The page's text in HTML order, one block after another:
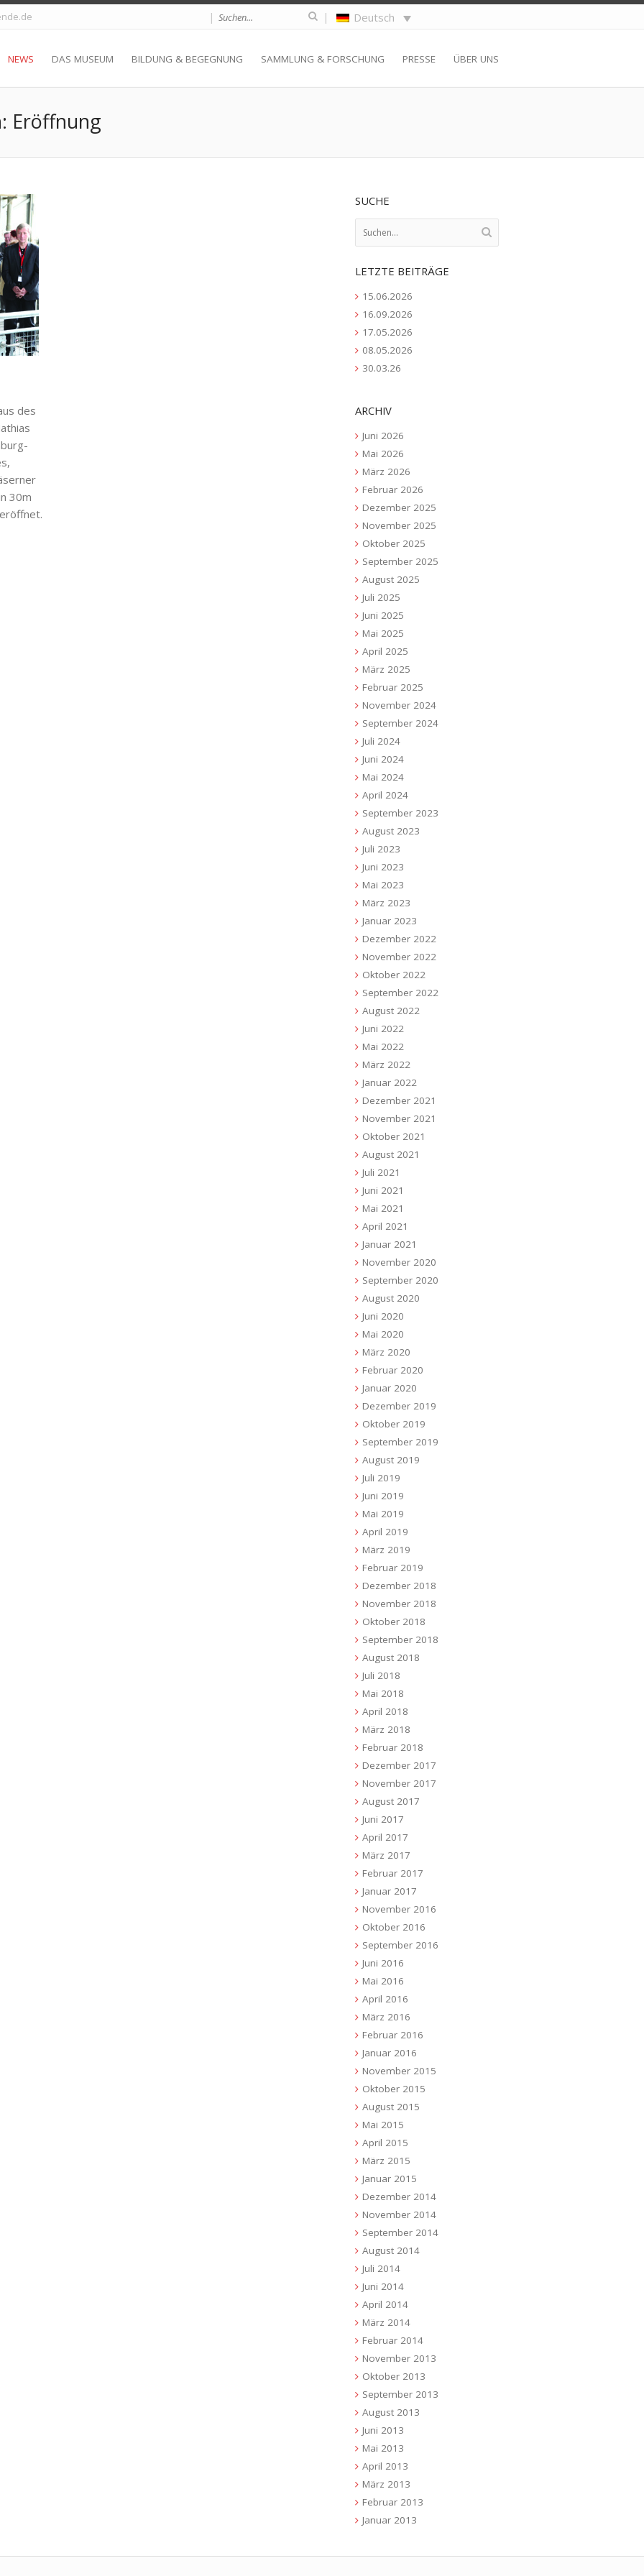
| | Deutsch
NEWS DAS MUSEUM BILDUNG & BEGEGNUNG SAMMLUNG & FORSCHUNG PRESSE ÜBER UNS
Eröffnung
des
30m
SUCHE
LETZTE BEITRÄGE
15.06.2026
16.09.2026
17.05.2026
08.05.2026
30.03.26
ARCHIV
Juni 2026
Mai 2026
März 2026
Februar 2026
Dezember 2025
November 2025
Oktober 2025
September 2025
August 2025
Juli 2025
Juni 2025
Mai 2025
April 2025
März 2025
Februar 2025
November 2024
September 2024
Juli 2024
Juni 2024
Mai 2024
April 2024
September 2023
August 2023
Juli 2023
Juni 2023
Mai 2023
März 2023
Januar 2023
Dezember 2022
November 2022
Oktober 2022
September 2022
August 2022
Juni 2022
Mai 2022
März 2022
Januar 2022
Dezember 2021
November 2021
Oktober 2021
August 2021
Juli 2021
Juni 2021
Mai 2021
April 2021
Januar 2021
November 2020
September 2020
August 2020
Juni 2020
Mai 2020
März 2020
Februar 2020
Januar 2020
Dezember 2019
Oktober 2019
September 2019
August 2019
Juli 2019
Juni 2019
Mai 2019
April 2019
März 2019
Februar 2019
Dezember 2018
November 2018
Oktober 2018
September 2018
August 2018
Juli 2018
Mai 2018
April 2018
März 2018
Februar 2018
Dezember 2017
November 2017
August 2017
Juni 2017
April 2017
März 2017
Februar 2017
Januar 2017
November 2016
Oktober 2016
September 2016
Juni 2016
Mai 2016
April 2016
März 2016
Februar 2016
Januar 2016
November 2015
Oktober 2015
August 2015
Mai 2015
April 2015
März 2015
Januar 2015
Dezember 2014
November 2014
September 2014
August 2014
Juli 2014
Juni 2014
April 2014
März 2014
Februar 2014
November 2013
Oktober 2013
September 2013
August 2013
Juni 2013
Mai 2013
April 2013
März 2013
Februar 2013
Januar 2013